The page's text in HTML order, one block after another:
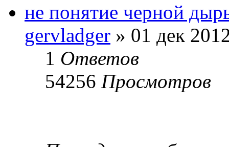
не понятие черной
gervladger » 01 дек
1 Ответов
54256 Просмотров